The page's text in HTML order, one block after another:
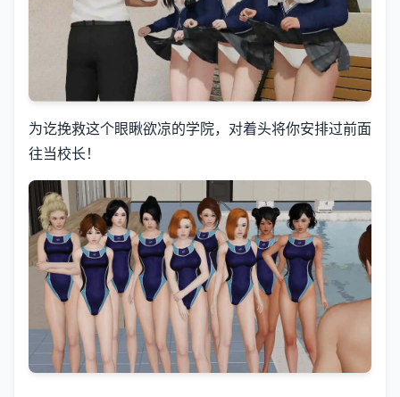
为讫挽救这个眼瞅欲凉的学院，对着头将你安排过前面
往当校长！